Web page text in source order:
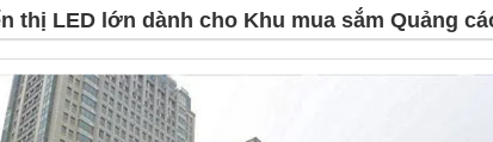
thị LED lớn dành cho Khu mua sắm Quảng